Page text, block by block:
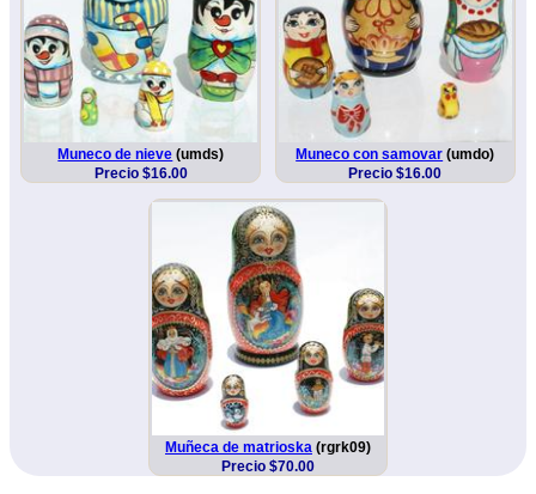
Muneco de nieve (umds)
Precio $16.00
Muneco con samovar (umdo)
Precio $16.00
Muñeca de matrioska (rgrk09)
Precio $70.00